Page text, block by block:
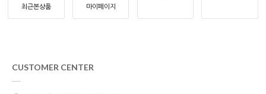
최근본상품 마이페이지
CUSTOMER CENTER